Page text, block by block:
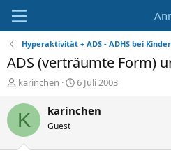
Hyperaktivität + ADS - ADHS bei
ADS (verträumte Form)
E
r
s
karinchen
E
r
s
6 Juli 2003
K karinchen
Guest